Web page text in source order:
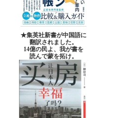
★集英社新書が中国語に
翻訳されました。
14億の民よ、我が書を
読んで蒙を拓け。